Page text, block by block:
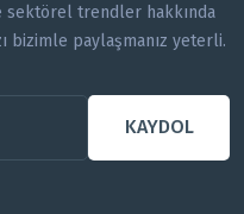
sektörel trendler hakkında
bizimle paylaşmanız yeterli.
KAYDOL